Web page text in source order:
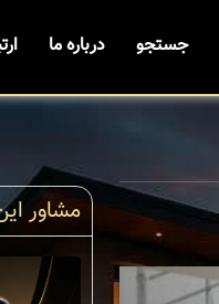
جستجو درباره ما
مشاور